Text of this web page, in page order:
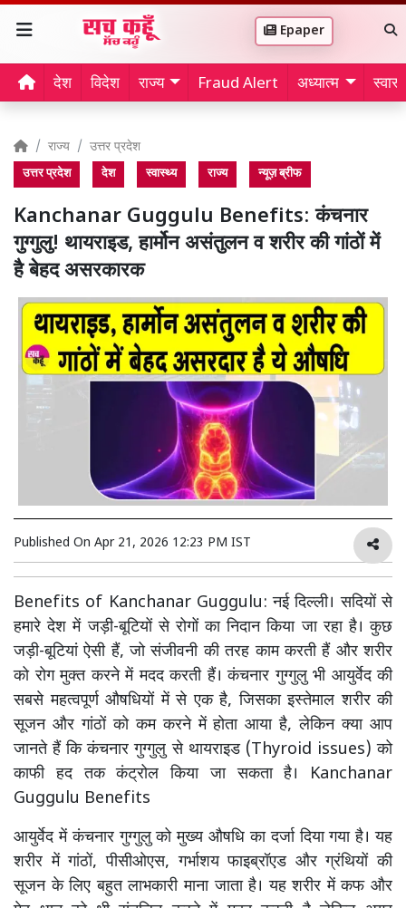
Epaper
देश विदेश राज्य Fraud Alert अध्यात्म
राज्य उत्तर प्रदेश
उत्तर प्रदेश देश स्वास्थ्य राज्य न्यूज़ ब्रीफ
Kanchanar Guggulu Benefits: कंचनार
गुग्गुलु! थायराइड, हार्मोन असंतुलन व शरीर की गांठों में
है बेहद असरकारक
Published On Apr 21, 2026 12:23 PM IST
Benefits of Kanchanar Guggulu: नई दिल्ली। सदियों से
हमारे देश में जड़ी-बूटियों से रोगों का निदान किया जा रहा है। कुछ
जड़ी-बूटियां ऐसी हैं, जो संजीवनी की तरह काम करती हैं और शरीर
को रोग मुक्त करने में मदद करती हैं। कंचनार गुग्गुलु भी आयुर्वेद की
सबसे महत्वपूर्ण औषधियों में से एक है, जिसका इस्तेमाल शरीर की
सूजन और गांठों को कम करने में होता आया है, लेकिन क्या आप
जानते हैं कि कंचनार गुग्गुलु से थायराइड (Thyroid issues) को
काफी हद तक कंट्रोल किया जा सकता है। Kanchanar
Guggulu Benefits
आयुर्वेद में कंचनार गुग्गुलु को मुख्य औषधि का दर्जा दिया गया है। यह
शरीर में गांठों, पीसीओएस, गर्भाशय फाइब्रॉएड और ग्रंथियों की
सूजन के लिए बहुत लाभकारी माना जाता है। यह शरीर में कफ और